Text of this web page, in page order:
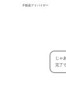
不動産アドバイザー
じゃ
完了